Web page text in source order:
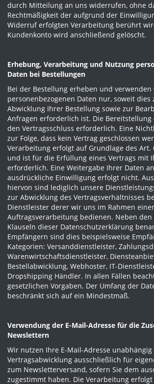
durch Mitteilung an uns widerrufen, ohne
Rechtmäßigkeit der aufgrund der
Widerruf erfolgten Verarbeitung berührt
Kundenkonto wird anschließend gelöscht.
Erhebung, Verarbeitung und Nutzung
Daten bei Bestellungen
Bei der Bestellung erheben und verwenden
personenbezogenen Daten nur, soweit dies
Abwicklung Ihrer Bestellung sowie zur
Anfragen erforderlich ist. Die
den Vertragsschluss erforderlich. Eine
zur Folge, dass kein Vertrag geschlossen
Verarbeitung erfolgt auf Grundlage des Art.
und ist für die Erfüllung eines Vertrags mit
erforderlich. Eine Weitergabe Ihrer Daten
ausdrückliche Einwilligung erfolgt nicht.
hiervon sind lediglich unsere
zur Abwicklung des Vertragsverhältnisses
Dienstleister derer wir uns im Rahmen einer
Auftragsverarbeitung bedienen. Neben
Klauseln dieser Datenschutzerklärung
Empfängern sind dies beispielsweise
Kategorien: Versanddienstleister,
Warenwirtschaftsdienstleister,
Bestellabwicklung, Webhoster, IT-
Dropshipping Händler. In allen Fällen
gesetzlichen Vorgaben. Der Umfang der
beschränkt sich auf ein Mindestmaß.
Verwendung der E-Mail-Adresse für die
Newslettern
Wir nutzen Ihre E-Mail-Adresse unabhängig
Vertragsabwicklung ausschließlich für
zum Newsletterversand, sofern Sie dem
zugestimmt haben. Die Verarbeitung